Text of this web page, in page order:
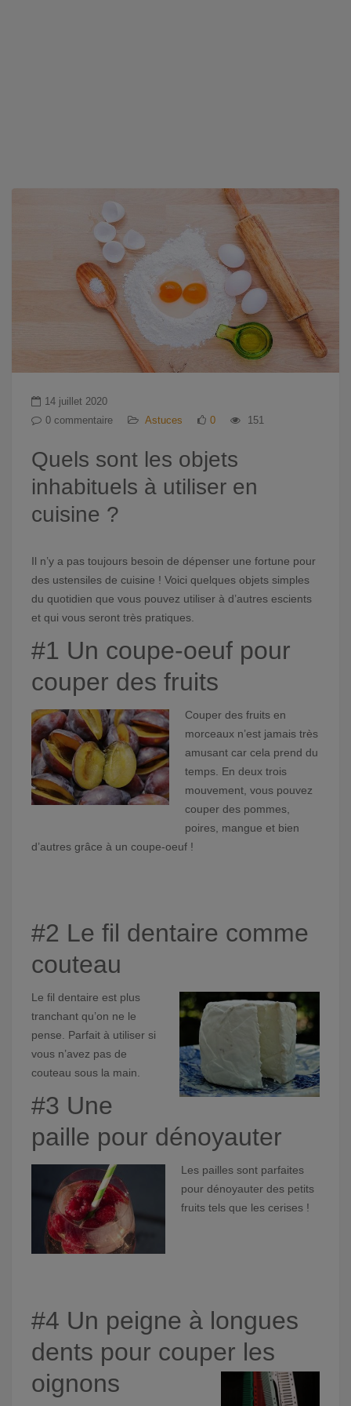
14 juillet 2020
0 commentaire
Astuces 0 151
Quels sont les objets
inhabituels à utiliser en
cuisine ?
Il n’y a pas toujours besoin de dépenser une fortune pour
des ustensiles de cuisine ! Voici quelques objets simples
du quotidien que vous pouvez utiliser à d’autres escients
et qui vous seront très pratiques.
#1 Un coupe-oeuf pour
couper des fruits
Couper des fruits en
morceaux n’est jamais très
amusant car cela prend du
temps. En deux trois
mouvement, vous pouvez
couper des pommes,
poires, mangue et bien
d’autres grâce à un coupe-oeuf !
#2 Le fil dentaire comme
couteau
Le fil dentaire est plus
tranchant qu’on ne le
pense. Parfait à utiliser si
vous n’avez pas de
couteau sous la main.
#3 Une
paille pour dénoyauter
Les pailles sont parfaites
pour dénoyauter des petits
fruits tels que les cerises !
#4 Un peigne à longues
dents pour couper les
oignons